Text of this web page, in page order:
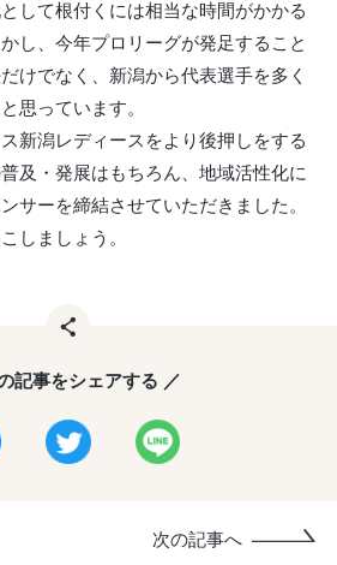
して根付くには相当な時間がかかる
し、今年プロリーグが発足すること
けでなく、新潟から代表選手を多く
思っています。
新潟レディースをより後押しをする
及・発展はもちろん、地域活性化に
サーを締結させていただきました。
しましょう。
記事をシェアする ／
次の記事へ